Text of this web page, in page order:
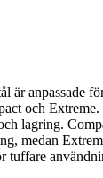
är anpassade
och
lagring.
medan
tuffare